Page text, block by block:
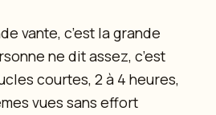
vante, c’est la grande
ne dit assez, c’est
courtes, 2 à 4 heures,
vues sans effort